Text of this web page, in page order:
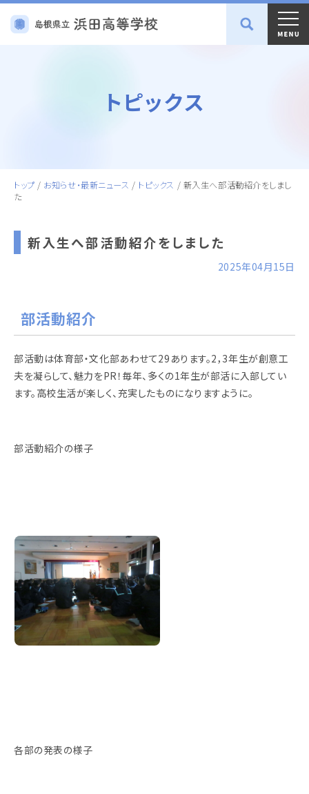
トピックス
トップ / お知らせ・最新ニュース / トピックス / 新入生へ部活動紹介をしまし
た
新入生へ部活動紹介をしました
2025年04月15日
部活動紹介
部活動は体育部・文化部あわせて29あります。2，3年生が創意工
夫を凝らして、魅力をPR！毎年、多くの1年生が部活に入部してい
ます。高校生活が楽しく、充実したものになりますように。
部活動紹介の様子
各部の発表の様子